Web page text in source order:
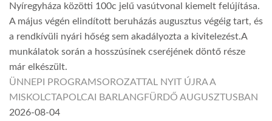
Nyíregyháza közötti 100c jelű vasútvonal kiemelt felújítása.
A május végén elindított beruházás augusztus végéig tart, és
a rendkívüli nyári hőség sem akadályozta a kivitelezést.A
munkálatok során a hosszúsínek cseréjének döntő része
már elkészült.
ÜNNEPI PROGRAMSOROZATTAL NYIT ÚJRA A
MISKOLCTAPOLCAI BARLANGFÜRDŐ AUGUSZTUSBAN
2026-08-04